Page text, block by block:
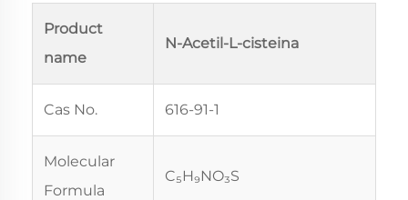
Product
name
N-Acetil-L-cisteina
Cas No. 616-91-1
Molecular
Formula
C₅H₉NO₃S